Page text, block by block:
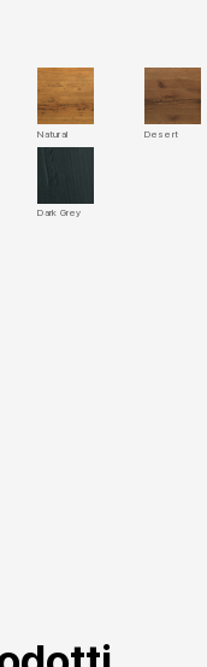
Natural Desert
Dark Grey